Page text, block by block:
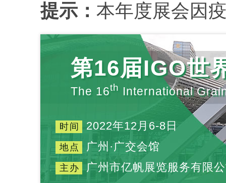
提示： 本年度展会因
第16届IGO世
The 16th International
时间 2022年12月6-8日
地点 广州·广交会馆
主办 广州市亿帆展览服务有限